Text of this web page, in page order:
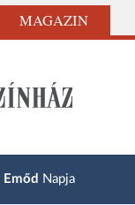
MAGAZIN
Emőd Napja